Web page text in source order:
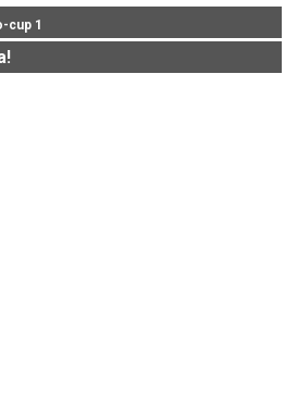
åpen) финиширал with status finished
16) финиширал с време 19:32 (3)
cup 1